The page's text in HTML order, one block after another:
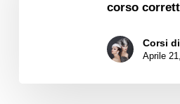
corso
Corsi
Aprile